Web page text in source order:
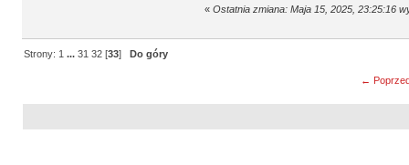
« Ostatnia zmiana: Maja 15, 2025, 23:25:16
Strony:1 ...31 32 [33] Do góry
←